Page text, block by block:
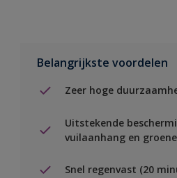
Belangrijkste voordelen
Zeer hoge
Uitstekende
vuilaanhang en
Snel regenvast (20